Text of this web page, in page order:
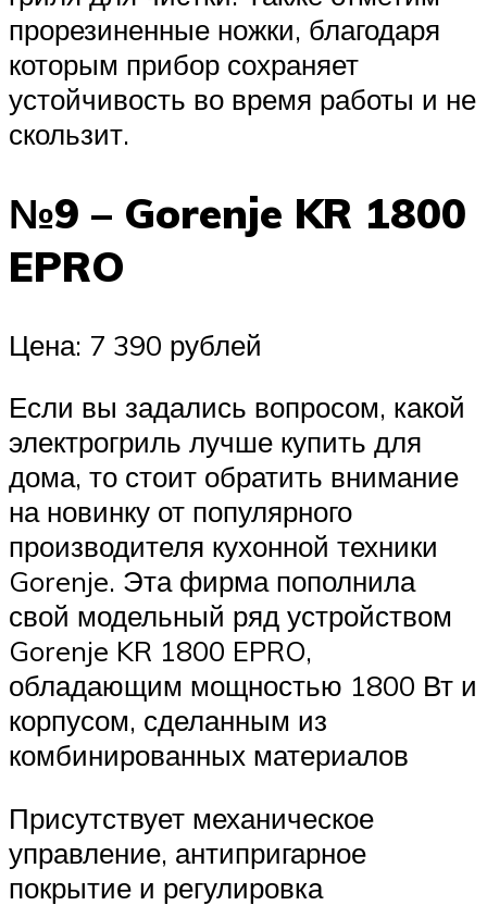
прорезиненные ножки, благодаря
которым прибор сохраняет
устойчивость во время работы и не
скользит.
№9 – Gorenje KR 1800
EPRO
Цена: 7 390 рублей
Если вы задались вопросом, какой
электрогриль лучше купить для
дома, то стоит обратить внимание
на новинку от популярного
производителя кухонной техники
Gorenje. Эта фирма пополнила
свой модельный ряд устройством
Gorenje KR 1800 EPRO,
обладающим мощностью 1800 Вт и
корпусом, сделанным из
комбинированных материалов
Присутствует механическое
управление, антипригарное
покрытие и регулировка